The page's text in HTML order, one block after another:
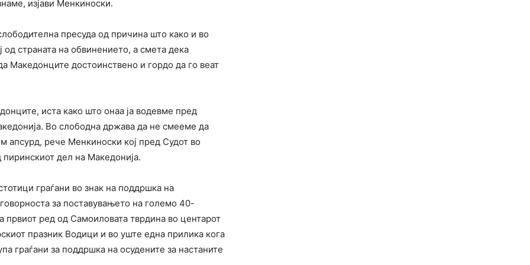
изјави Менкиноски.
пресуда од причина што како и во
од страната на обвинението, а смета дека
Македонците достоинствено и гордо да го веат
иста како што онаа ја водевме пред
Во слободна држава да не смееме да
апсурд, рече Менкиноски кој пред Судот во
дел на Македонија.
граѓани во знак на поддршка на
за поставувањето на големо 40-
ред од Самоиловата тврдина во центарот
празник Водици и во уште една прилика кога
граѓани за поддршка на осудените за настаните